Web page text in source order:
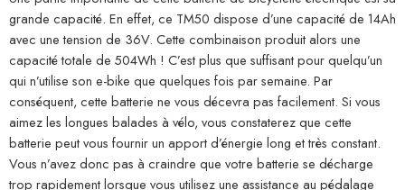
grande capacité. En effet, ce TM50 dispose d’une capacité de 14Ah
avec une tension de 36V. Cette combinaison produit alors une
capacité totale de 504Wh ! C’est plus que suffisant pour quelqu’un
qui n’utilise son e-bike que quelques fois par semaine. Par
conséquent, cette batterie ne vous décevra pas facilement. Si vous
aimez les longues balades à vélo, vous constaterez que cette
batterie peut vous fournir un apport d’énergie long et très constant.
Vous n’avez donc pas à craindre que votre batterie se décharge
trop rapidement lorsque vous utilisez une assistance au pédalage